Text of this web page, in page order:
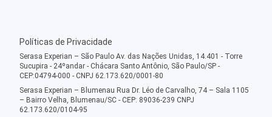
Políticas de Privacidade
Serasa Experian – São Paulo Av. das Nações Unidas, 14.401 - Torre
Sucupira - 24ºandar - Chácara Santo Antônio, São Paulo/SP -
CEP:04794-000 - CNPJ 62.173.620/0001-80
Serasa Experian – Blumenau Rua Dr. Léo de Carvalho, 74 – Sala 1105
– Bairro Velha, Blumenau/SC - CEP: 89036-239 CNPJ
62.173.620/0104-95